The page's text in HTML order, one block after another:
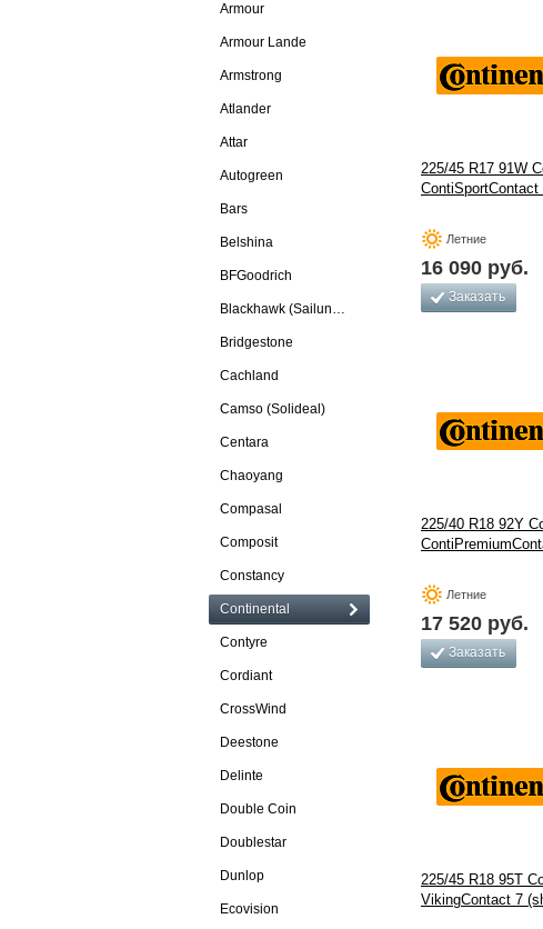
Armour
Armour Lande
Armstrong
Atlander
Attar
Autogreen
Bars
Belshina
BFGoodrich
Blackhawk (Sailun Group Co., LTD)
Bridgestone
Cachland
Camso (Solideal)
Centara
Chaoyang
Compasal
Composit
Constancy
Continental
Contyre
Cordiant
CrossWind
Deestone
Delinte
Double Coin
Doublestar
Dunlop
Ecovision
225/45 R17 91W
ContiSportContact
Летние
16 090 руб.
Заказать
225/40 R18 92Y
Летние
17 520 руб.
Заказать
225/45 R18 95T
VikingContact 7